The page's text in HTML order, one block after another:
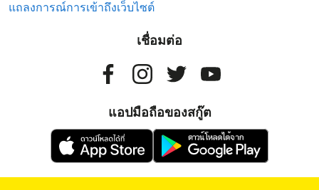
แถลงการณ์การเข้าถึงเว็บไซต์
เชื่อมต่อ
แอปมือถือของสกู๊ต